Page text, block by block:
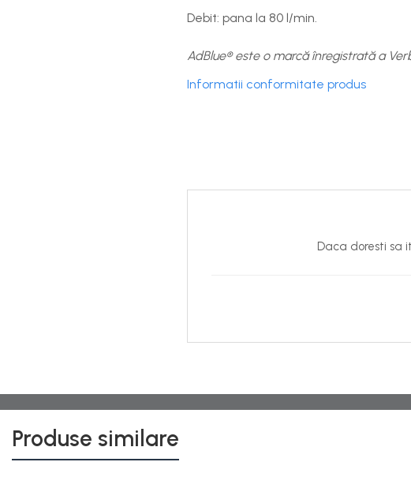
Debit: pana la 80 l/min.
AdBlue® este o marcă înregistrată a
Informatii conformitate produs
Daca doresti sa
Produse similare